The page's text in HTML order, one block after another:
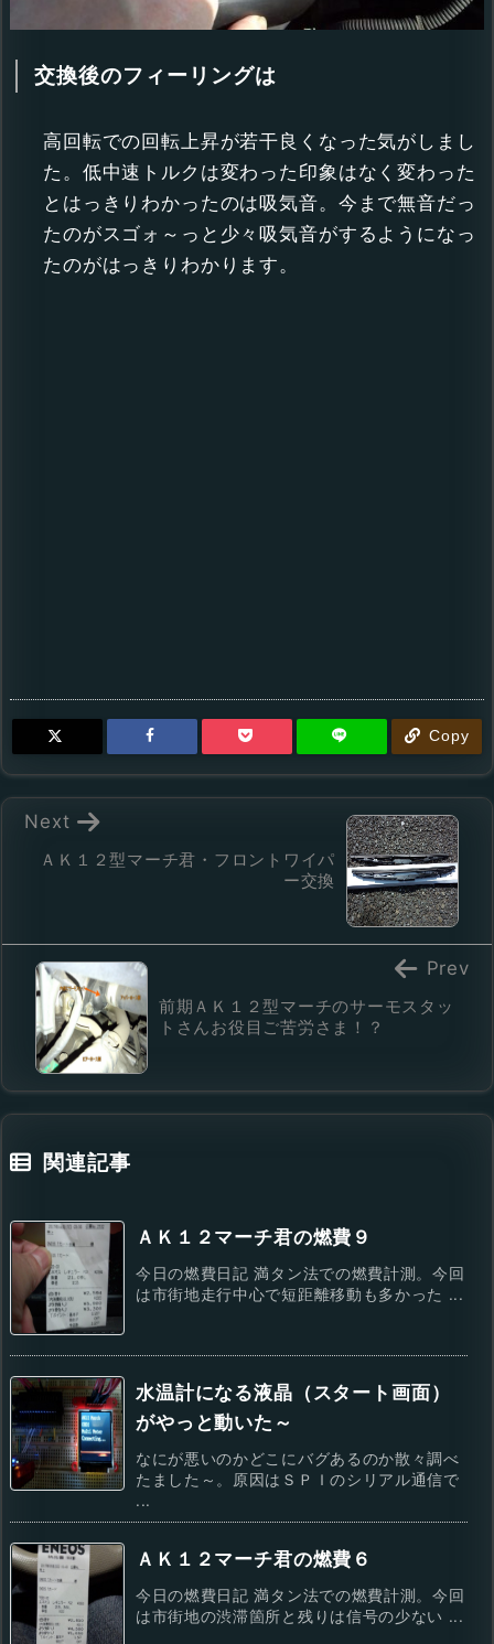
交換後のフィーリングは
高回転での回転上昇が若干良くなった気がしまし
た。低中速トルクは変わった印象はなく変わった
とはっきりわかったのは吸気音。今まで無音だっ
たのがスゴォ～っと少々吸気音がするようになっ
たのがはっきりわかります。
Copy
ＡＫ１２型マーチ君・フロントワイパ
ー交換
Next
前期ＡＫ１２型マーチのサーモスタッ
トさんお役目ご苦労さま！？
Prev
関連記事
ＡＫ１２マーチ君の燃費９
今日の燃費日記 満タン法での燃費計測。今回
は市街地走行中心で短距離移動も多かった ...
水温計になる液晶（スタート画面）
がやっと動いた～
なにが悪いのかどこにバグあるのか散々調べ
たました～。原因はＳＰＩのシリアル通信で
...
ＡＫ１２マーチ君の燃費６
今日の燃費日記 満タン法での燃費計測。今回
は市街地の渋滞箇所と残りは信号の少ない ...